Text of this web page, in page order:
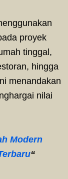
proyek
tinggal,
hingga
menandakan
nilai
Modern
“